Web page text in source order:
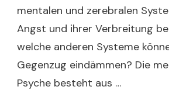
mentalen und zerebralen
Angst und ihrer Verbreitung
welche anderen Systeme
Gegenzug eindämmen? Die
Psyche besteht aus …